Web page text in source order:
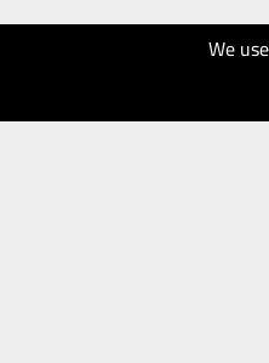
We